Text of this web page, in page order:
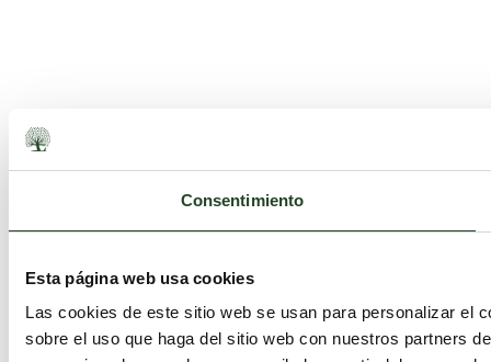
Consentimiento
Esta página web usa cookies
Las cookies de este sitio web se usan para personalizar el
sobre el uso que haga del sitio web con nuestros partners